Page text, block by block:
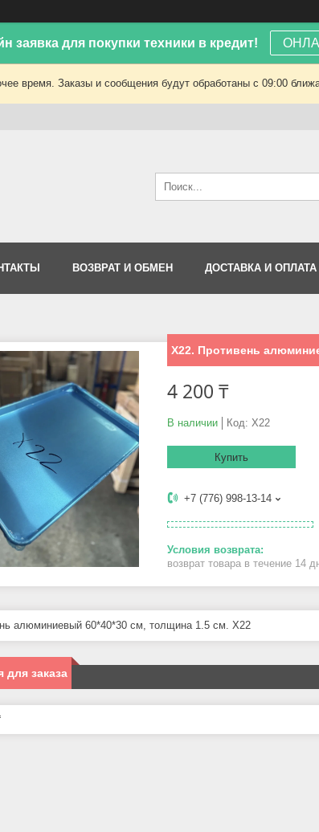
заявка для покупки техники в кредит!
время. Заказы и сообщения будут обработаны с 09:00
ВОЗВРАТ И ОБМЕН ДОСТАВКА И ОПЛАТА
Х22. Противень
4 200 ₸
В наличии Код: Х22
Купить
+7 (776) 998-13-14
возврат товара в течение 14
алюминиевый 60*40*30 см, толщина 1.5 см. Х22
заказа